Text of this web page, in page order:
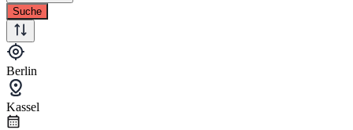
Suche
Berlin
Kassel